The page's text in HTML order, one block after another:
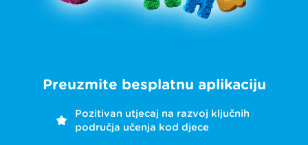
Preuzmite besplatnu aplikaciju
Pozitivan utjecaj na razvoj ključnih
područja učenja kod djece